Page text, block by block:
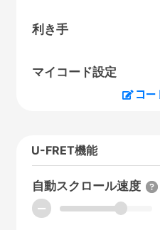
利き手
マイコード設定
コー
U-FRET機能
自動スクロール速度
ー